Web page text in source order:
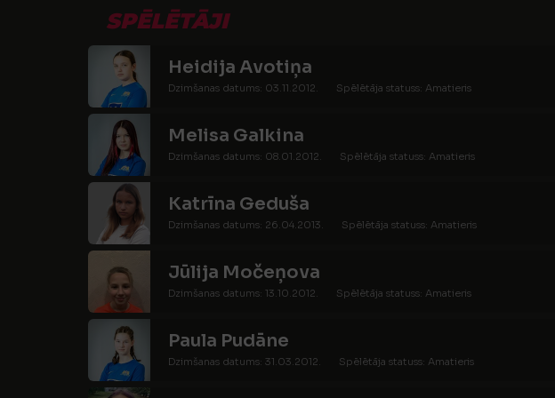
SPĒLĒTĀJI
Heidija Avotiņa
Dzimšanas datums: 03.11.2012. Spēlētāja statuss: Amatieris
Melisa Galkina
Dzimšanas datums: 08.01.2012. Spēlētāja statuss: Amatieris
Katrīna Geduša
Dzimšanas datums: 26.04.2013. Spēlētāja statuss: Amatieris
Jūlija Močeņova
Dzimšanas datums: 13.10.2012. Spēlētāja statuss: Amatieris
Paula Pudāne
Dzimšanas datums: 31.03.2012. Spēlētāja statuss: Amatieris